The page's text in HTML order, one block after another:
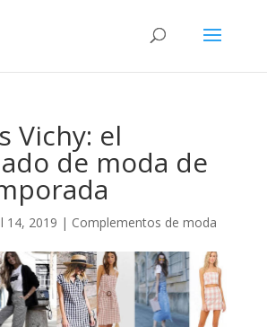
Vichy: el
de moda de
14, 2019 | Complementos de moda